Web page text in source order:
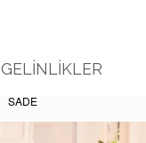
GELİNLİKLER
SADE